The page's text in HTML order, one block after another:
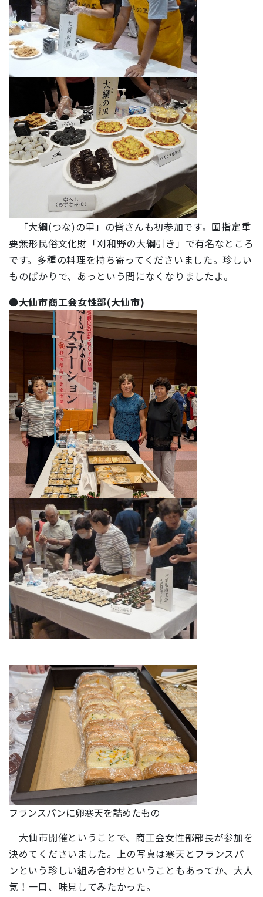
「大綱(つな)の里」の皆さんも初参加です。国指定重
要無形民俗文化財「刈和野の大綱引き」で有名なところ
です。多種の料理を持ち寄ってくださいました。珍しい
ものばかりで、あっという間になくなりましたよ。
●大仙市商工会女性部(大仙市)
フランスパンに卵寒天を詰めたもの
大仙市開催ということで、商工会女性部部長が参加を
決めてくださいました。上の写真は寒天とフランスパ
ンという珍しい組み合わせということもあってか、大人
気！一口、味見してみたかった。